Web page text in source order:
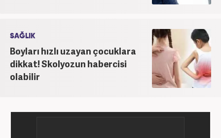
SAĞLIK
Boyları hızlı uzayan çocuklara
dikkat! Skolyozun habercisi
olabilir